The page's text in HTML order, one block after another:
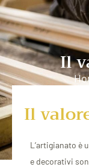
Il
Il
L’artigianato è
e decorativi